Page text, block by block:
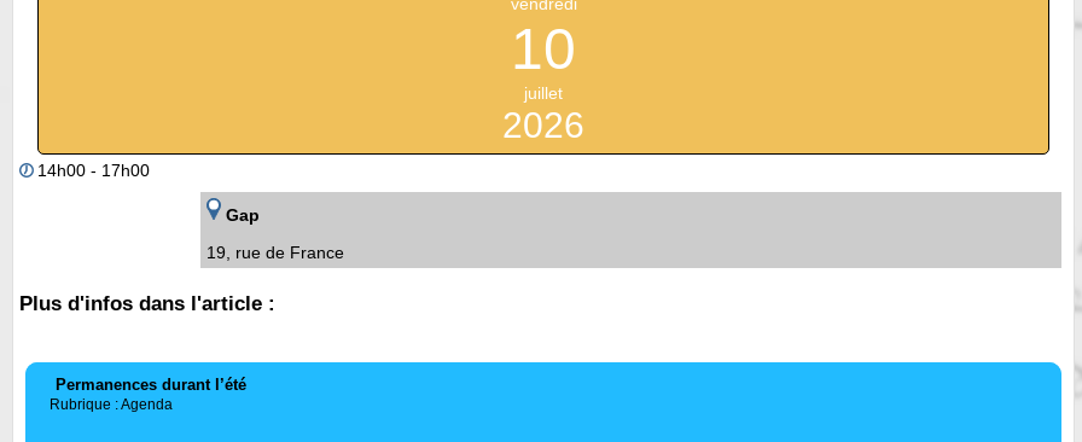
10
juillet
2026
14h00 - 17h00
Gap
19, rue de France
Plus d'infos dans l'article :
Permanences durant l’été
Rubrique : Agenda